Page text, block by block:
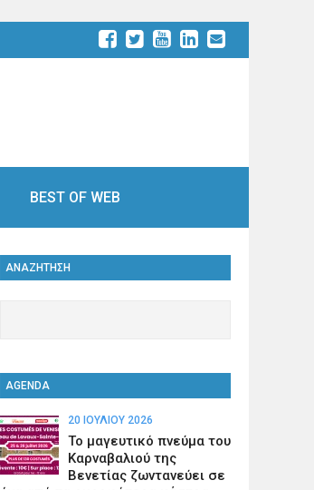
BEST OF WEB
ΑΝΑΖΗΤΗΣΗ
AGENDA
20 ΙΟΥΛΊΟΥ 2026
Το μαγευτικό πνεύμα του
Καρναβαλιού της
Βενετίας ζωντανεύει σε